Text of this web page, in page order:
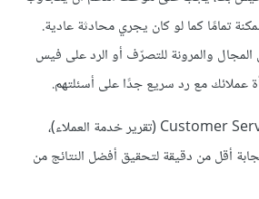
تمامًا كما لو كان يجري محادثة عادية.
والمرونة للتصرّف أو الرد على فيس
عملائك مع رد سريع جدًا على أسئلتهم.
وكما يشير Customer Service Report (تقرير خدمة العملاء)،
أقل من دقيقة لتحقيق أفضل النتائج من